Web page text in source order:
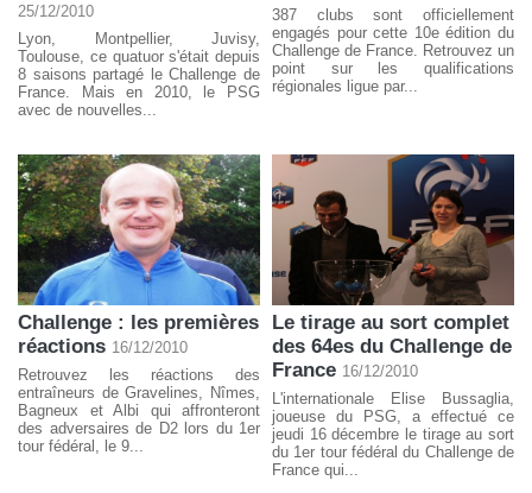
25/12/2010
Lyon, Montpellier, Juvisy,
Toulouse, ce quatuor s'était depuis
8 saisons partagé le Challenge de
France. Mais en 2010, le PSG
avec de nouvelles...
387 clubs sont officiellement
engagés pour cette 10e édition du
Challenge de France. Retrouvez un
point sur les qualifications
régionales ligue par...
Challenge : les premières
réactions 16/12/2010
Retrouvez les réactions des
entraîneurs de Gravelines, Nîmes,
Bagneux et Albi qui affronteront
des adversaires de D2 lors du 1er
tour fédéral, le 9...
Le tirage au sort complet
des 64es du Challenge de
France 16/12/2010
L'internationale Elise Bussaglia,
joueuse du PSG, a effectué ce
jeudi 16 décembre le tirage au sort
du 1er tour fédéral du Challenge de
France qui...